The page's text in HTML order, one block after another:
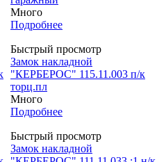
Много
Подробнее
Быстрый просмотр
Замок накладной
"КЕРБЕРОС" 115.11.003 п/к
торц.пл
Много
Подробнее
Быстрый просмотр
Замок накладной